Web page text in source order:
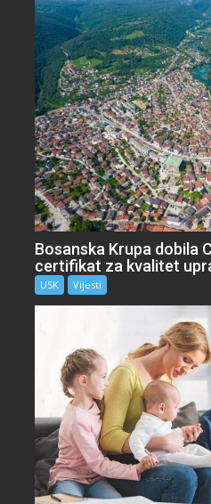
Bosanska Krupa dobila
certifikat za kvalitet
USK Vijesti